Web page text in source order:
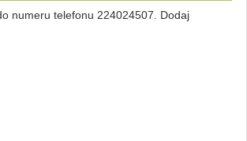
numeru telefonu 224024507. Dodaj